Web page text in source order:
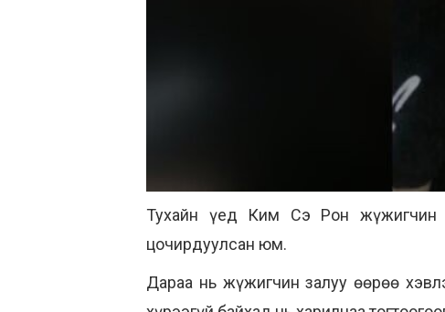
Тухайн үед Ким Сэ Рон жүжигчин
цочирдуулсан юм.
Дараа нь жүжигчин залуу өөрөө